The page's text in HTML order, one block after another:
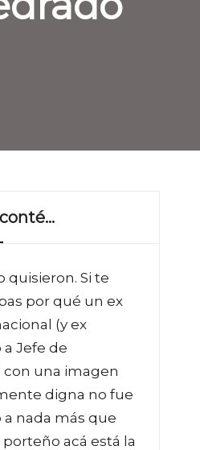
quisieron. Si te
por qué un ex
(y ex
Jefe de
con una imagen
digna no fue
nada más que
acá está la